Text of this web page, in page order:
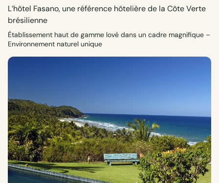
L’hôtel Fasano, une référence hôtelière de la Côte Verte
brésilienne
Établissement haut de gamme lové dans un cadre magnifique –
Environnement naturel unique